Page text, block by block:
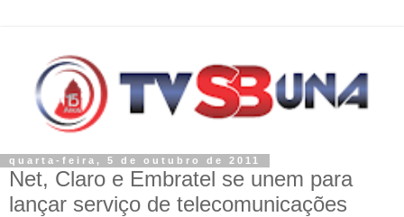
quarta-feira, 5 de outubro de 2011
Net, Claro e Embratel se unem para
lançar serviço de telecomunicações